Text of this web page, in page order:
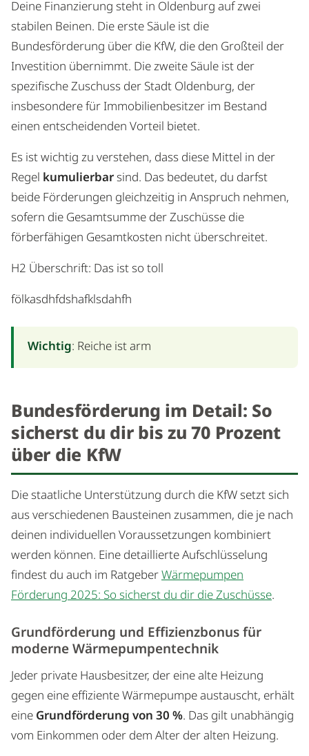
Deine Finanzierung steht in Oldenburg auf zwei
stabilen Beinen. Die erste Säule ist die
Bundesförderung über die KfW, die den Großteil der
Investition übernimmt. Die zweite Säule ist der
spezifische Zuschuss der Stadt Oldenburg, der
insbesondere für Immobilienbesitzer im Bestand
einen entscheidenden Vorteil bietet.
Es ist wichtig zu verstehen, dass diese Mittel in der
Regel kumulierbarsind. Das bedeutet, du darfst
beide Förderungen gleichzeitig in Anspruch nehmen,
sofern die Gesamtsumme der Zuschüsse die
förberfähigen Gesamtkosten nicht überschreitet.
H2 Überschrift: Das ist so toll
fölkasdhfdshafklsdahfh
Wichtig: Reiche ist arm
Bundesförderung im Detail: So
sicherst du dir bis zu 70 Prozent
über die KfW
Die staatliche Unterstützung durch die KfW setzt sich
aus verschiedenen Bausteinen zusammen, die je nach
deinen individuellen Voraussetzungen kombiniert
werden können. Eine detaillierte Aufschlüsselung
findest du auch im RatgeberWärmepumpen
Förderung 2025: So sicherst du dir die Zuschüsse.
Grundförderung und Effizienzbonus für
moderne Wärmepumpentechnik
Jeder private Hausbesitzer, der eine alte Heizung
gegen eine effiziente Wärmepumpe austauscht, erhält
eineGrundförderung von 30 %. Das gilt unabhängig
vom Einkommen oder dem Alter der alten Heizung.